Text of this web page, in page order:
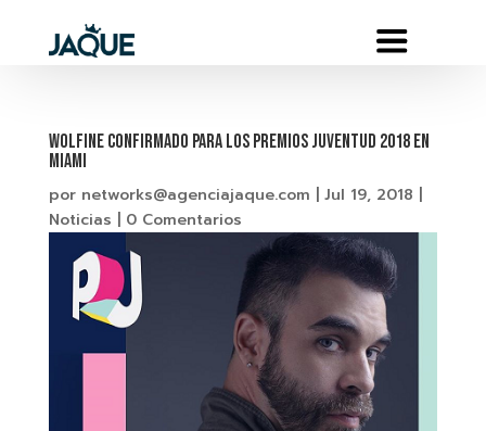
WOLFINE Confirmado para los PREMIOS JUVENTUD 2018 en
MIAMI
por networks@agenciajaque.com Jul 19, 2018
Noticias
0 Comentarios